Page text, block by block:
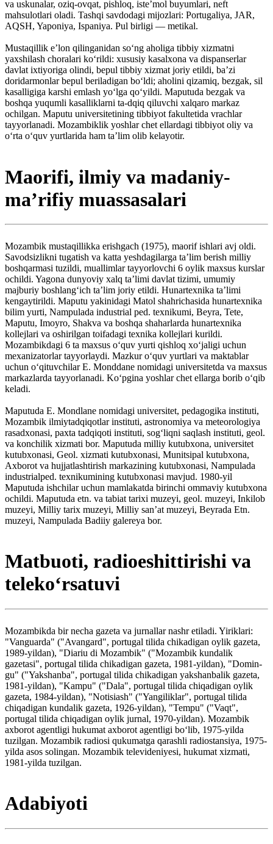
va uskunalar, oziq-ovqat, pishloq, isteʼmol buyumlari, neft
mahsulotlari oladi. Tashqi savdodagi mijozlari: Portugaliya, JAR,
AQSH, Yaponiya, Ispaniya. Pul birligi — metikal.
Mustaqillik eʼlon qilinganidan soʻng aholiga tibbiy xizmatni
yaxshilash choralari koʻrildi: xususiy kasalxona va dispanserlar
davlat ixtiyoriga olindi, bepul tibbiy xizmat joriy etildi, baʼzi
doridarmonlar bepul beriladigan boʻldi; aholini qizamiq, bezgak, sil
kasalligiga karshi emlash yoʻlga qoʻyildi. Maputuda bezgak va
boshqa yuqumli kasalliklarni ta-dqiq qiluvchi xalqaro markaz
ochilgan. Maputu universitetining tibbiyot fakultetida vrachlar
tayyorlanadi. Mozambiklik yoshlar chet ellardagi tibbiyot oliy va
oʻrta oʻquv yurtlarida ham taʼlim olib kelayotir.
Maorifi, ilmiy va madaniy-
maʼrifiy muassasalari
Mozambik mustaqillikka erishgach (1975), maorif ishlari avj oldi.
Savodsizlikni tugatish va katta yeshdagilarga taʼlim berish milliy
boshqarmasi tuzildi, muallimlar tayyorlovchi 6 oylik maxsus kurslar
ochildi. Yagona dunyoviy xalq taʼlimi davlat tizimi, umumiy
majburiy boshlangʻich taʼlim joriy etildi. Hunartexnika taʼlimi
kengaytirildi. Maputu yakinidagi Matol shahrichasida hunartexnika
bilim yurti, Nampulada industrial ped. texnikumi, Beyra, Tete,
Maputu, Imoyro, Shakva va boshqa shaharlarda hunartexnika
kollejlari va oshirilgan toifadagi texnika kollejlari kurildi.
Mozambikdagi 6 ta maxsus oʻquv yurti qishloq xoʻjaligi uchun
mexanizatorlar tayyorlaydi. Mazkur oʻquv yurtlari va maktablar
uchun oʻqituvchilar E. Monddane nomidagi universitetda va maxsus
markazlarda tayyorlanadi. Koʻpgina yoshlar chet ellarga borib oʻqib
keladi.
Maputuda E. Mondlane nomidagi universitet, pedagogika instituti,
Mozambik ilmiytadqiqotlar instituti, astronomiya va meteorologiya
rasadxonasi, paxta tadqiqoti instituti, sogʻliqni saqlash instituti, geol.
va konchilik xizmati bor. Maputuda milliy kutubxona, universitet
kutubxonasi, Geol. xizmati kutubxonasi, Munitsipal kutubxona,
Axborot va hujjatlashtirish markazining kutubxonasi, Nampulada
industrialped. texnikumining kutubxonasi mavjud. 1980-yil
Maputuda ishchilar uchun mamlakatda birinchi ommaviy kutubxona
ochildi. Maputuda etn. va tabiat tarixi muzeyi, geol. muzeyi, Inkilob
muzeyi, Milliy tarix muzeyi, Milliy sanʼat muzeyi, Beyrada Etn.
muzeyi, Nampulada Badiiy galereya bor.
Matbuoti, radioeshittirishi va
telekoʻrsatuvi
Mozambikda bir necha gazeta va jurnallar nashr etiladi. Yiriklari:
"Vanguarda" ("Avangard", portugal tilida chikadigan oylik gazeta,
1989-yildan), "Diariu di Mozambik" ("Mozambik kundalik
gazetasi", portugal tilida chikadigan gazeta, 1981-yildan), "Domin-
gu" ("Yakshanba", portugal tilida chikadigan yakshanbalik gazeta,
1981-yildan), "Kampu" ("Dala", portugal tilida chiqadigan oylik
gazeta, 1984-yildan), "Notisiash" ("Yangiliklar", portugal tilida
chiqadigan kundalik gazeta, 1926-yildan), "Tempu" ("Vaqt",
portugal tilida chiqadigan oylik jurnal, 1970-yildan). Mozambik
axborot agentligi hukumat axborot agentligi boʻlib, 1975-yilda
tuzilgan. Mozambik radiosi qukumatga qarashli radiostansiya, 1975-
yilda asos solingan. Mozambik televideniyesi, hukumat xizmati,
1981-yilda tuzilgan.
Adabiyoti